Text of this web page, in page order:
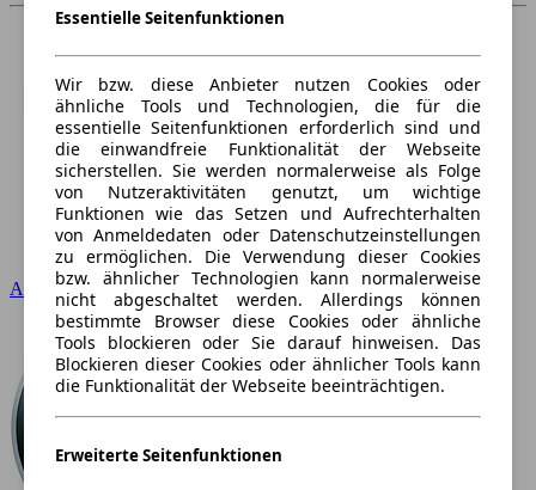
Audi
Essentielle Seitenfunktionen
Wir bzw. diese Anbieter nutzen Cookies oder
ähnliche Tools und Technologien, die für die
essentielle Seitenfunktionen erforderlich sind und
die einwandfreie Funktionalität der Webseite
sicherstellen. Sie werden normalerweise als Folge
von Nutzeraktivitäten genutzt, um wichtige
Funktionen wie das Setzen und Aufrechterhalten
von Anmeldedaten oder Datenschutzeinstellungen
zu ermöglichen. Die Verwendung dieser Cookies
bzw. ähnlicher Technologien kann normalerweise
nicht abgeschaltet werden. Allerdings können
bestimmte Browser diese Cookies oder ähnliche
Tools blockieren oder Sie darauf hinweisen. Das
Blockieren dieser Cookies oder ähnlicher Tools kann
die Funktionalität der Webseite beeinträchtigen.
Erweiterte Seitenfunktionen